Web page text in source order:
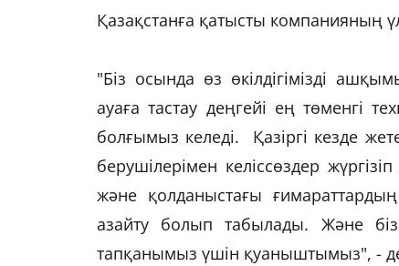
Қазақстанға қатысты компанияның
"Біз осында өз өкілдігімізді
ауаға тастау деңгейі ең төменгі
болғымыз келеді. Қазіргі кезде
берушілерімен келіссөздер
және қолданыстағы
азайту болып табылады. Және біз
тапқанымыз үшін қуаныштымыз", -